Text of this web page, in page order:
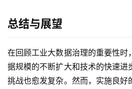
总结与展望
在回顾工业大数据治理的重要性时
据规模的不断扩大和技术的快速进
挑战也愈发复杂。然而，实施良好